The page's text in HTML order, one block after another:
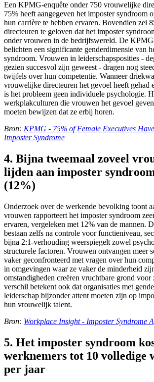
Een KPMG-enquête onder 750 vrouwelijke
75% heeft aangegeven het imposter syndroom
hun carrière te hebben ervaren. Bovendien zei
directeuren te geloven dat het imposter
onder vrouwen in de bedrijfswereld. De
belichten een significante genderdimensie van
syndroom. Vrouwen in leiderschapsposities -
gezien succesvol zijn geweest - dragen nog
twijfels over hun competentie. Wanneer
vrouwelijke directeuren het gevoel heeft gehad
is het probleem geen individuele psychologie.
werkplakculturen die vrouwen het gevoel
moeten bewijzen dat ze erbij horen.
Bron: KPMG - 75% of Female Executives
Imposter Syndrome
4. Bijna tweemaal zoveel
lijden aan imposter
(12%)
Onderzoek over de werkende bevolking toont
vrouwen rapporteert het imposter syndroom
ervaren, vergeleken met 12% van de mannen.
bestaan zelfs na controle voor functieniveau,
bijna 2:1-verhouding weerspiegelt zowel
structurele factoren. Vrouwen ontvangen meer
vaker geconfronteerd met vragen over hun
in omgevingen waar ze vaker de minderheid
omstandigheden creëren vruchtbare grond
verschil betekent ook dat organisaties met
leiderschap bijzonder attent moeten zijn op
hun vrouwelijk talent.
Bron: Workplace Insight - Imposter Syndrome
5. Het imposter syndroom
werknemers tot 10 volledige
per jaar